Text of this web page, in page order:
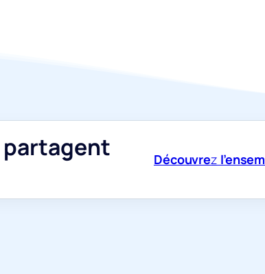
partagent
Découvrez